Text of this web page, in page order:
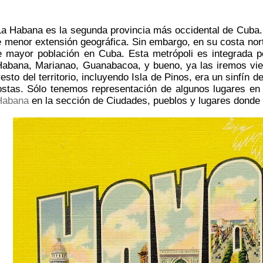
Habana es la segunda provincia más occidental de
extensión geográfica. Sin embargo, en su costa
mayor población en Cuba. Esta metrópoli es integrada
Marianao, Guanabacoa, y bueno, ya las iremos
del territorio, incluyendo Isla de Pinos, era un sinfín
Sólo tenemos representación de algunos lugares
en la sección de Ciudades, pueblos y lugares